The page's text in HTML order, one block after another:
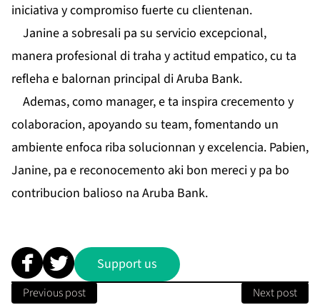
iniciativa y compromiso fuerte cu clientenan.
Janine a sobresali pa su servicio excepcional,
manera profesional di traha y actitud empatico, cu ta
refleha e balornan principal di Aruba Bank.
Ademas, como manager, e ta inspira crecemento y
colaboracion, apoyando su team, fomentando un
ambiente enfoca riba solucionnan y excelencia. Pabien,
Janine, pa e reconocemento aki bon mereci y pa bo
contribucion balioso na Aruba Bank.
Support us
Previous post Next post